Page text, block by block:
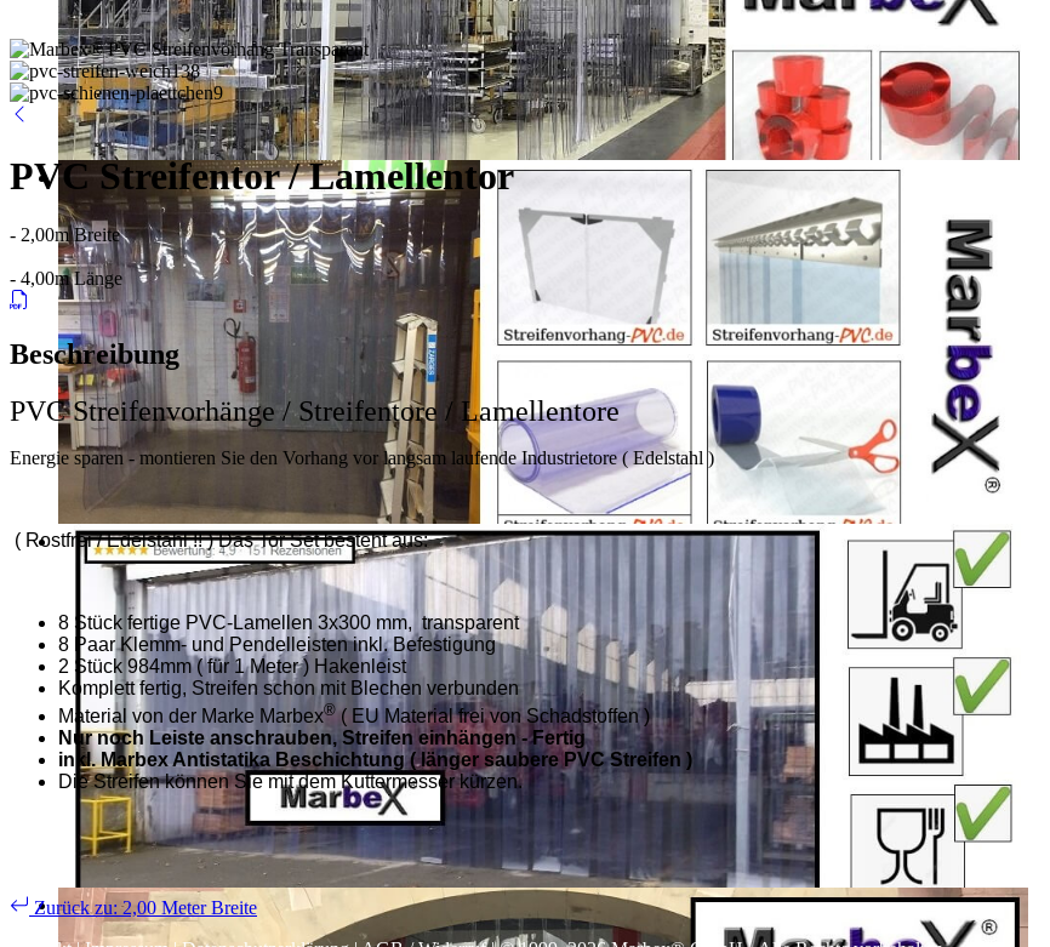
PVC Streifentor / Lamellentor
- 2,00m Breite
- 4,00m Länge
Beschreibung
PVC Streifenvorhänge / Streifentore / Lamellentore
Energie sparen - montieren Sie den Vorhang vor langsam laufende Industrietore ( Edelstahl )
( Rostfrei / Edelstahl !! ) Das Tor Set besteht aus:
8 Stück fertige PVC-Lamellen 3x300 mm, transparent
8 Paar Klemm- und Pendelleisten inkl. Befestigung
2 Stück 984mm ( für 1 Meter ) Hakenleist
Komplett fertig, Streifen schon mit Blechen verbunden
Material von der Marke Marbex®( EU Material frei von Schadstoffen )
Nur noch Leiste anschrauben, Streifen einhängen - Fertig
inkl. Marbex Antistatika Beschichtung ( länger saubere PVC Streifen )
Die Streifen können Sie mit dem Kuttermesser kürzen.
Zurück zu: 2,00 Meter Breite